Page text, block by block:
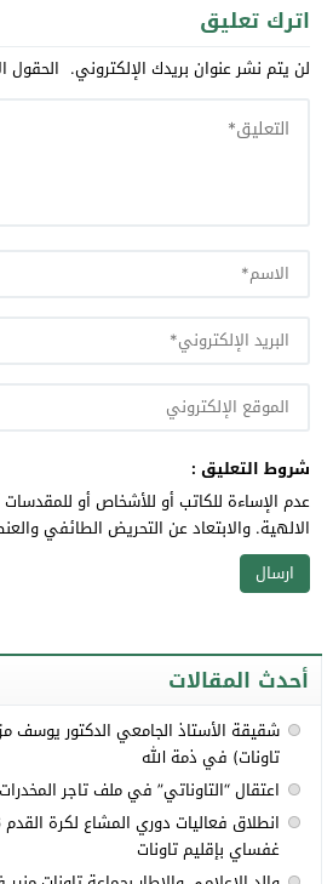
اترك تعليق
لن يتم نشر عنوان بريدك الإلكتروني. الحقول
شروط التعليق :
عدم الإساءة للكاتب أو للأشخاص أو للمقدسات
الالهية. والابتعاد عن التحريض الطائفي
أحدث المقالات
شقيقة الأستاذ الجامعي الدكتور يوسف
تاونات) في ذمة الله
اعتقال “التاوناتي” في ملف تاجر
غفساي بإقليم تاونات